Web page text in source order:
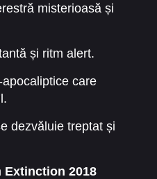
misterioasă și
și ritm alert.
care
dezvăluie treptat și
Extinction 2018